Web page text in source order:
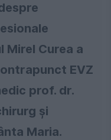
Mirel Curea a
EVZ
prof. dr.
și
Maria.